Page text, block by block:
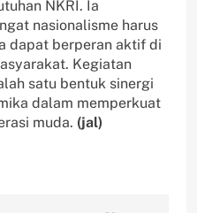
NKRI. Ia
nasionalisme harus
dapat berperan aktif di
Kegiatan
satu bentuk sinergi
dalam memperkuat
muda. (jal)